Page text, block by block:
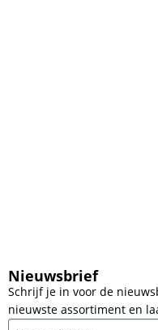
Nieuwsbrief
Schrijf je in voor de
nieuwste assortiment en